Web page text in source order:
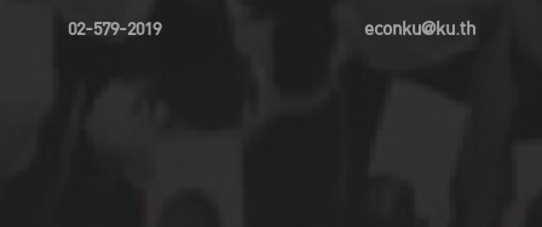
02-579-2019
econku@ku.th